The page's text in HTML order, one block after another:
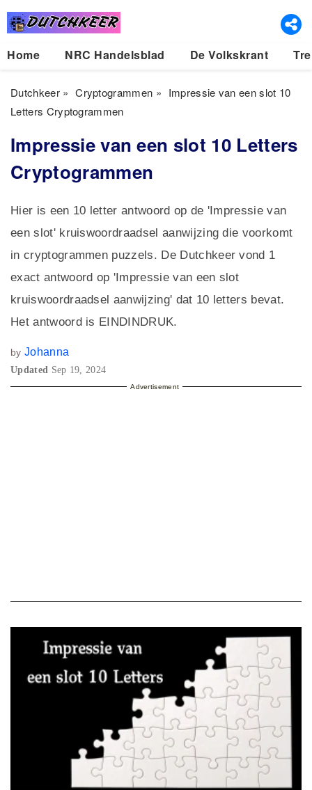
Home NRC Handelsblad De Volkskrant
Dutchkeer» Cryptogrammen » Impressie van een slot 10
Letters Cryptogrammen
Impressie van een slot 10 Letters
Cryptogrammen
Hier is een 10 letter antwoord op de 'Impressie van
een slot' kruiswoordraadsel aanwijzing die voorkomt
in cryptogrammen puzzels. De Dutchkeer vond 1
exact antwoord op 'Impressie van een slot
kruiswoordraadsel aanwijzing' dat 10 letters bevat.
Het antwoord is EINDINDRUK.
by Johanna
Updated Sep 19, 2024
Advertisement